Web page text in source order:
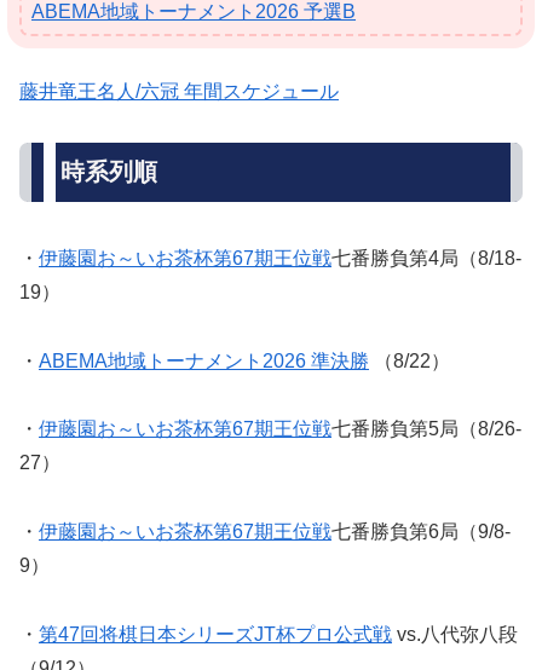
ABEMA地域トーナメント2026 予選B
藤井竜王名人/六冠 年間スケジュール
時系列順
・ 伊藤園お～いお茶杯第67期王位戦七番勝負第4局（8/18-
19）
・ ABEMA地域トーナメント2026 準決勝 （8/22）
・ 伊藤園お～いお茶杯第67期王位戦七番勝負第5局（8/26-
27）
・ 伊藤園お～いお茶杯第67期王位戦七番勝負第6局（9/8-
9）
・ 第47回将棋日本シリーズJT杯プロ公式戦 vs.八代弥八段